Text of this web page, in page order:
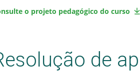
o projeto pedagógico do curso
de